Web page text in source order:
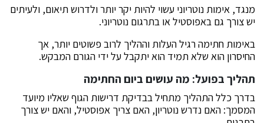
מנגד, אימות נוטריוני עשוי להיות יקר יותר ולדרוש תיאום, ולעיתים
יש צורך גם באפוסטיל או בתרגום נוטריוני.
באימות חתימה רגיל העלות וההליך לרוב פשוטים יותר, אך
החיסרון הוא שלא תמיד הוא יתקבל על ידי הגורם המבקש.
תהליך בפועל: מה עושים ביום החתימה
בדרך כלל התהליך מתחיל בבדיקת דרישות הגוף שאליו מיועד
המסמך: האם נדרש נוטריון, האם צריך אפוסטיל, והאם יש צורך